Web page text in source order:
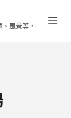
風景等，